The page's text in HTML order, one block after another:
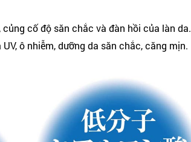
cố độ săn chắc và đàn hồi của làn da.
ô nhiễm, dưỡng da săn chắc, căng mịn.